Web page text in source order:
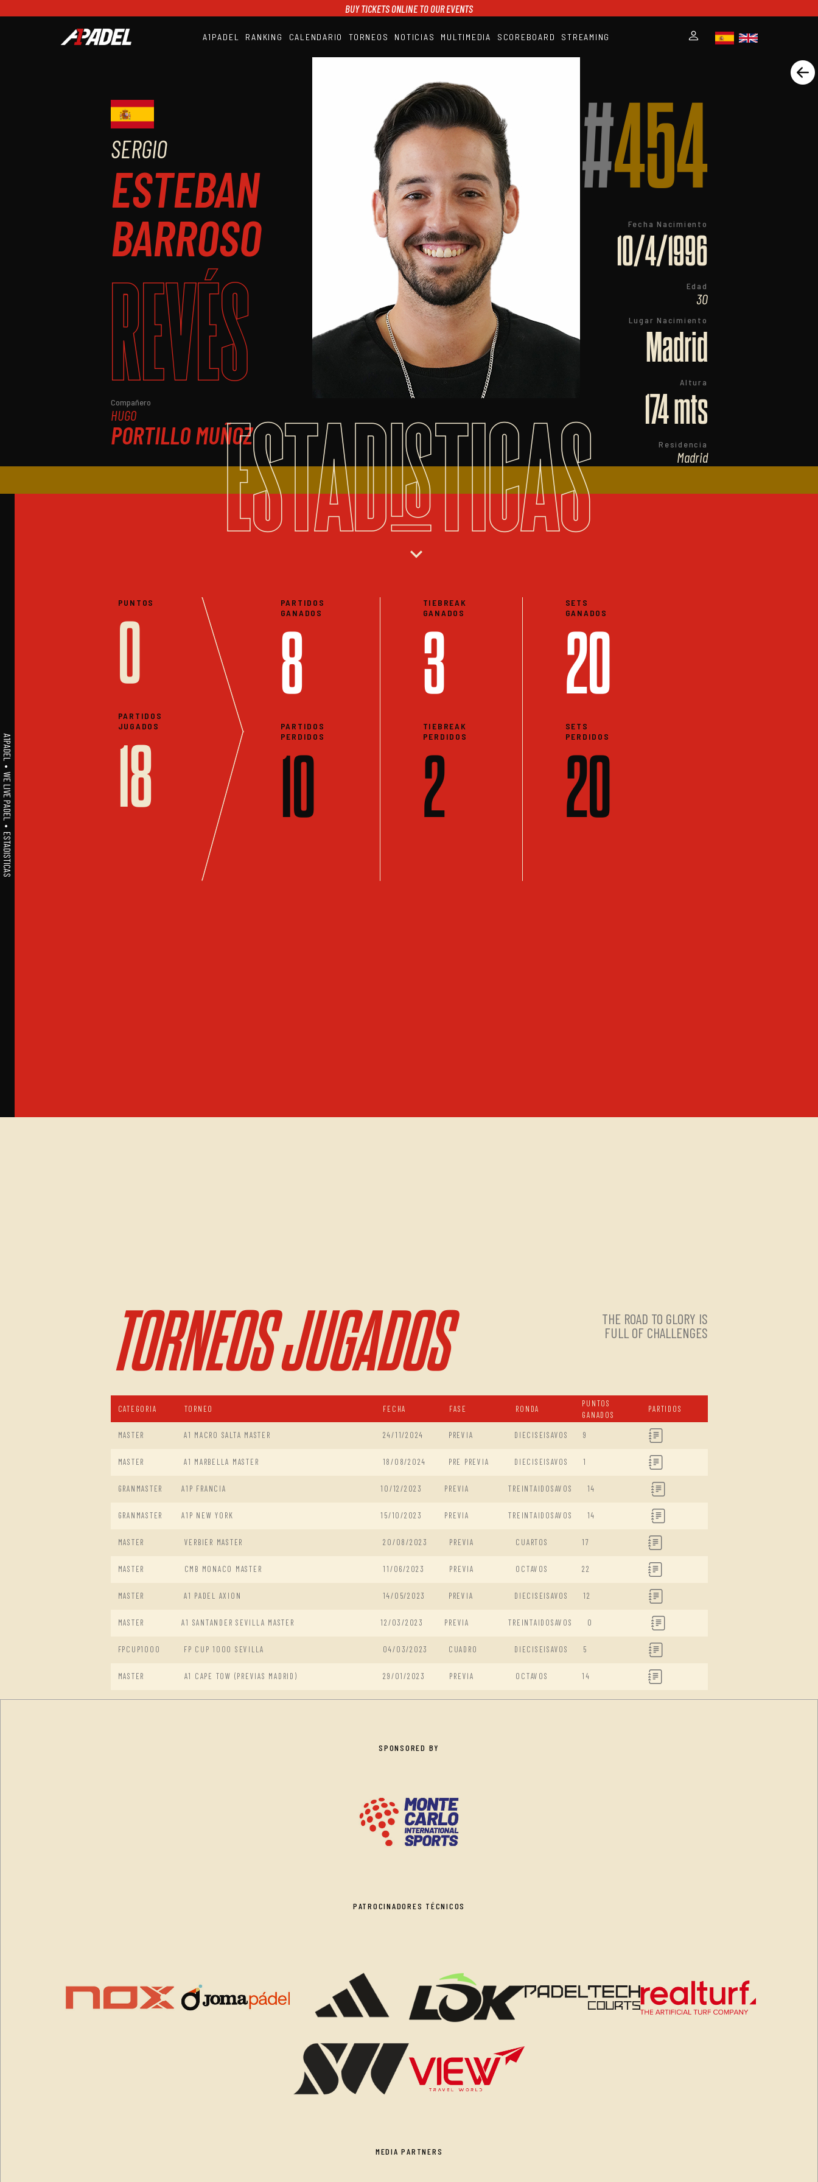
BUY TICKETS ONLINE TO OUR EVENTS
A1PADEL RANKING CALENDARIO TORNEOS NOTICIAS MULTIMEDIA SCOREBOARD STREAMING
CALENDARIO
TORNEOS
NOTICIAS
MULTIMEDIA
SCOREBOARD
STREAMING
SERGIO
ESTEBAN
BARROSO
REVÉS
Compañero
HUGO
PORTILLO MUÑOZ
#454
Fecha Nacimiento
10/4/1996
Edad
30
Lugar Nacimiento
Madrid
Altura
174 mts
Residencia
Madrid
ESTADISTICAS
A1PADEL • WE LIVE PADEL • ESTADISTICAS
expand_more
PUNTOS
0
PARTIDOS
JUGADOS
18
PARTIDOS
GANADOS
8
PARTIDOS
PERDIDOS
10
TIEBREAK
GANADOS
3
TIEBREAK
PERDIDOS
2
SETS
GANADOS
20
SETS
PERDIDOS
20
TORNEOS JUGADOS
THE ROAD TO GLORY IS
FULL OF CHALLENGES
CATEGORIA TORNEO FECHA FASE RONDA
PUNTOS
GANADOS
PARTIDOS
MASTER A1 MACRO SALTA MASTER 24/11/2024 PREVIA DIECISEISAVOS 9
MASTER A1 MARBELLA MASTER 18/08/2024 PRE PREVIA DIECISEISAVOS 1
GRANMASTER A1P FRANCIA 10/12/2023 PREVIA TREINTAIDOSAVOS 14
GRANMASTER A1P NEW YORK 15/10/2023 PREVIA TREINTAIDOSAVOS 14
MASTER VERBIER MASTER 20/08/2023 PREVIA CUARTOS 17
MASTER CMB MONACO MASTER 11/06/2023 PREVIA OCTAVOS 22
MASTER A1 PADEL AXION 14/05/2023 PREVIA DIECISEISAVOS 12
MASTER A1 SANTANDER SEVILLA MASTER 12/03/2023 PREVIA TREINTAIDOSAVOS 0
FPCUP1000 FP CUP 1000 SEVILLA 04/03/2023 CUADRO DIECISEISAVOS 5
MASTER A1 CAPE TOW (PREVIAS MADRID) 29/01/2023 PREVIA OCTAVOS 14
SPONSORED BY
PATROCINADORES TÉCNICOS
MEDIA PARTNERS